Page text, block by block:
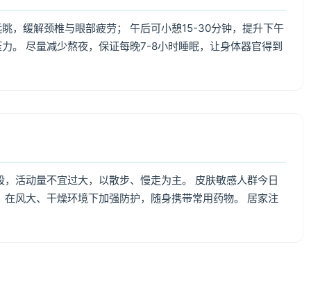
，缓解颈椎与眼部疲劳； 午后可小憩15-30分钟，提升下午
。 尽量减少熬夜，保证每晚7-8小时睡眠，让身体器官得到
活动量不宜过大，以散步、慢走为主。 皮肤敏感人群今日
风大、干燥环境下加强防护，随身携带常用药物。 居家注